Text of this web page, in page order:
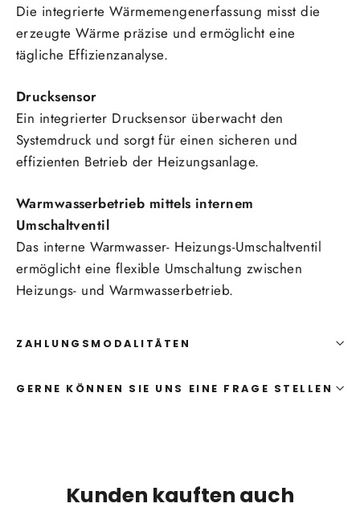
Die integrierte Wärmemengenerfassung misst die
erzeugte Wärme präzise und ermöglicht eine
tägliche Effizienzanalyse.
Drucksensor
Ein integrierter Drucksensor überwacht den
Systemdruck und sorgt für einen sicheren und
effizienten Betrieb der Heizungsanlage.
Warmwasserbetrieb mittels internem
Umschaltventil
Das interne Warmwasser- Heizungs-Umschaltventil
ermöglicht eine flexible Umschaltung zwischen
Heizungs- und Warmwasserbetrieb.
ZAHLUNGSMODALITÄTEN
GERNE KÖNNEN SIE UNS EINE FRAGE STELLEN
Kunden kauften auch